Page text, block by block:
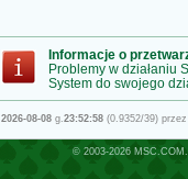
Informacje o
Problemy w działaniu
System do swojego
2026-08-08g.23:52:58(0.9352/39)
© 2003-2026